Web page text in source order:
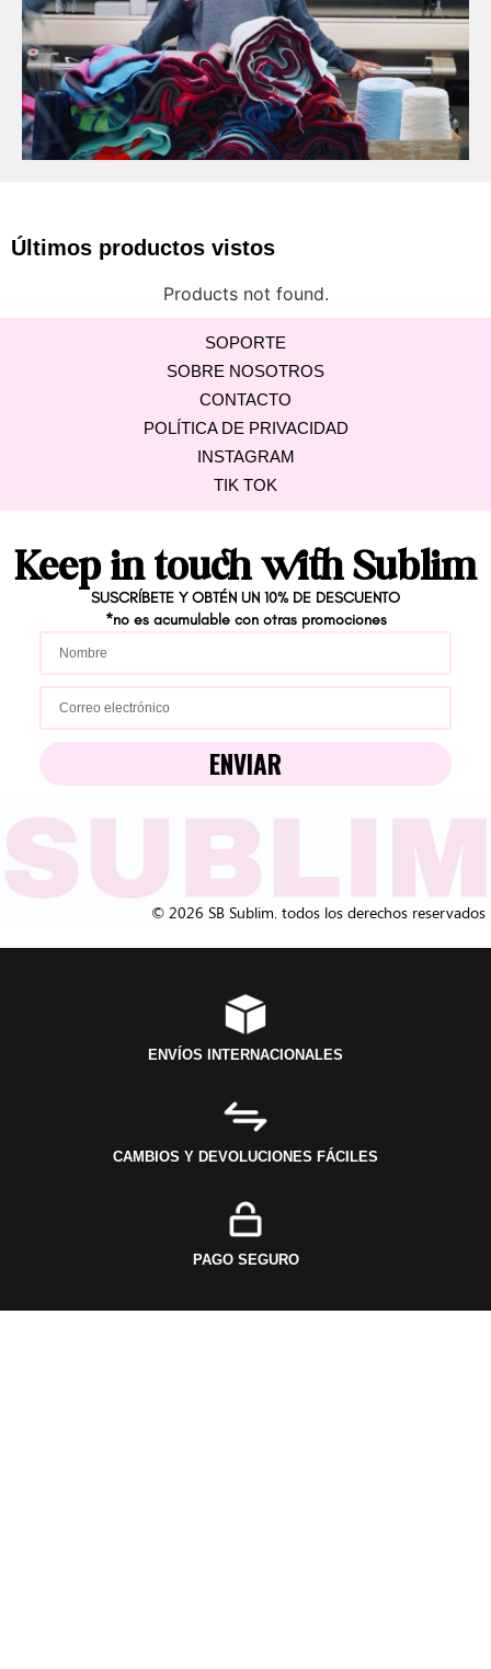
Últimos productos vistos
Products not found.
SOPORTE
SOBRE NOSOTROS
CONTACTO
POLÍTICA DE PRIVACIDAD
INSTAGRAM
TIK TOK
Keep in touch with Sublim
SUSCRÍBETE Y OBTÉN UN 10% DE DESCUENTO
*no es acumulable con otras promociones
ENVIAR
© 2026 SB Sublim. todos los derechos reservados
ENVÍOS INTERNACIONALES
CAMBIOS Y DEVOLUCIONES FÁCILES
PAGO SEGURO